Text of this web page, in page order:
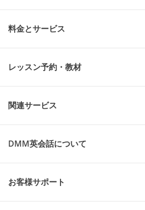
料金とサービス
レッスン予約・教材
関連サービス
DMM英会話について
お客様サポート